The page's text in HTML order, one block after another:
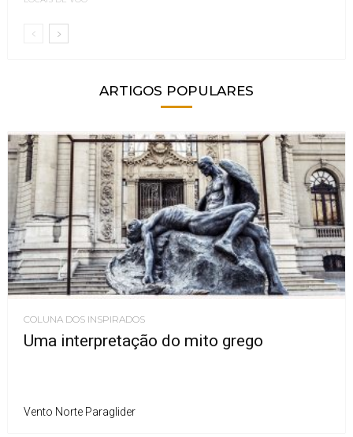
ARTIGOS POPULARES
COLUNA DOS INSPIRADOS
Uma interpretação do mito grego
Vento Norte Paraglider